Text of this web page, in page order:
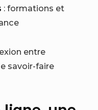
: formations et
entre
savoir-faire